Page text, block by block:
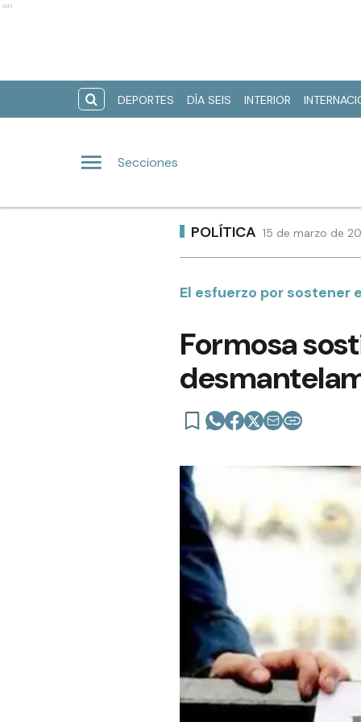
Ads
DEPORTES DÍA SEIS INTERIOR
Secciones
POLÍTICA 15 de marzo de
El esfuerzo por sostener
Formosa